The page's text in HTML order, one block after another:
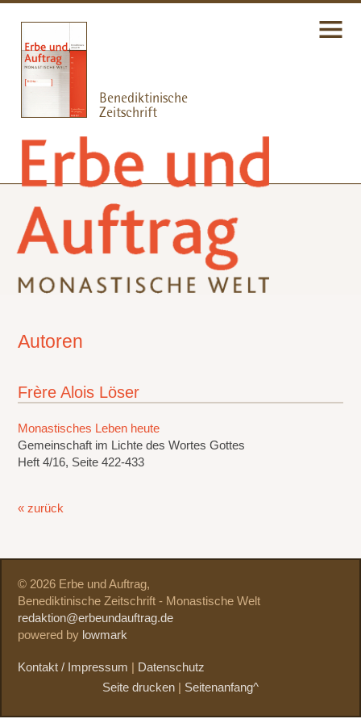
Autoren
Frère Alois Löser
Monastisches Leben heute
Gemeinschaft im Lichte des Wortes Gottes
Heft 4/16, Seite 422-433
« zurück
© 2026 Erbe und Auftrag,
Benediktinische Zeitschrift - Monastische Welt
redaktion@erbeundauftrag.de
powered by lowmark
Kontakt / Impressum
Datenschutz
Seite drucken
Seitenanfang^